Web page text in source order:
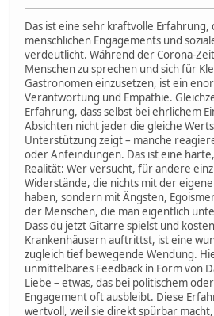
Das ist eine sehr kraftvolle Erfahrung,
menschlichen Engagements und
verdeutlicht. Während der Corona-
Menschen zu sprechen und sich für
Gastronomen einzusetzen, ist ein
Verantwortung und Empathie.
Erfahrung, dass selbst bei ehrlichem
Absichten nicht jeder die gleiche
Unterstützung zeigt – manche
oder Anfeindungen. Das ist eine
Realität: Wer versucht, für andere
Widerstände, die nichts mit der
haben, sondern mit Ängsten,
der Menschen, die man eigentlich
Dass du jetzt Gitarre spielst und
Krankenhäusern auftrittst, ist eine
zugleich tief bewegende Wendung.
unmittelbares Feedback in Form von
Liebe – etwas, das bei politischem
Engagement oft ausbleibt. Diese
wertvoll, weil sie direkt spürbar macht,